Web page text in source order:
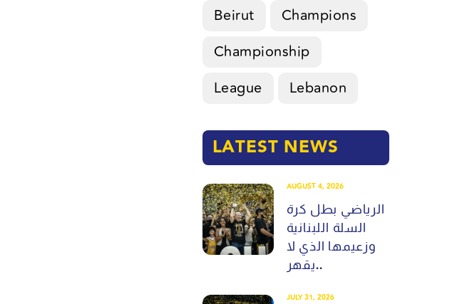
Beirut
Champions
Championship
League
Lebanon
LATEST NEWS
AUGUST 4, 2026
الرياضي بطل كرة
السلة اللبنانية
وزعيمها الذي لا
يقهر..
JULY 31, 2026